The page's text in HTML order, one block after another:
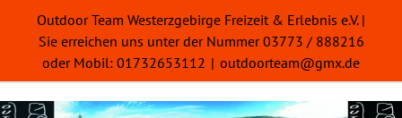
Inhalt
springen
Outdoor Team Westerzgebirge Freizeit & Erlebnis e.V. |
Sie erreichen uns unter der Nummer 03773 / 888216
oder Mobil: 01732653112 | outdoorteam@gmx.de